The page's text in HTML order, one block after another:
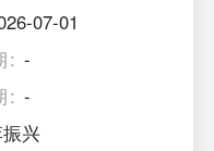
07-01
-
-
兴